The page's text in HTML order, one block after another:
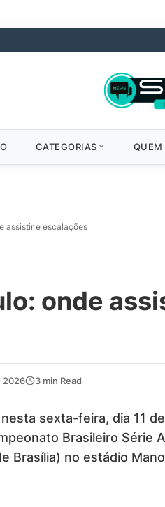
CATEGORIAS QUEM
assistir e escalações
onde
2026 3 min Read
sexta-feira, dia 11
Brasileiro Série
Brasília) no estádio